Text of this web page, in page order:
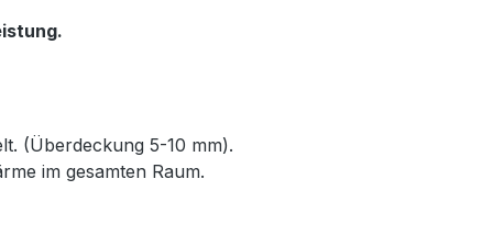
(Überdeckung 5-10 mm).
im gesamten Raum.